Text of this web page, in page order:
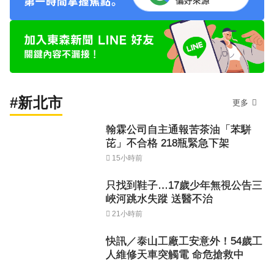
#新北市 更多
翰霖公司自主通報苦茶油「苯駢
芘」不合格 218瓶緊急下架
15小時前
只找到鞋子…17歲少年無視公告三
峽河跳水失蹤 送醫不治
21小時前
快訊／泰山工廠工安意外！54歲工
人維修天車突觸電 命危搶救中